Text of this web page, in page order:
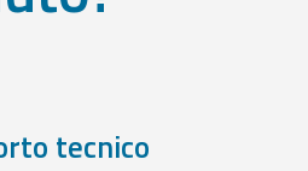
tecnico